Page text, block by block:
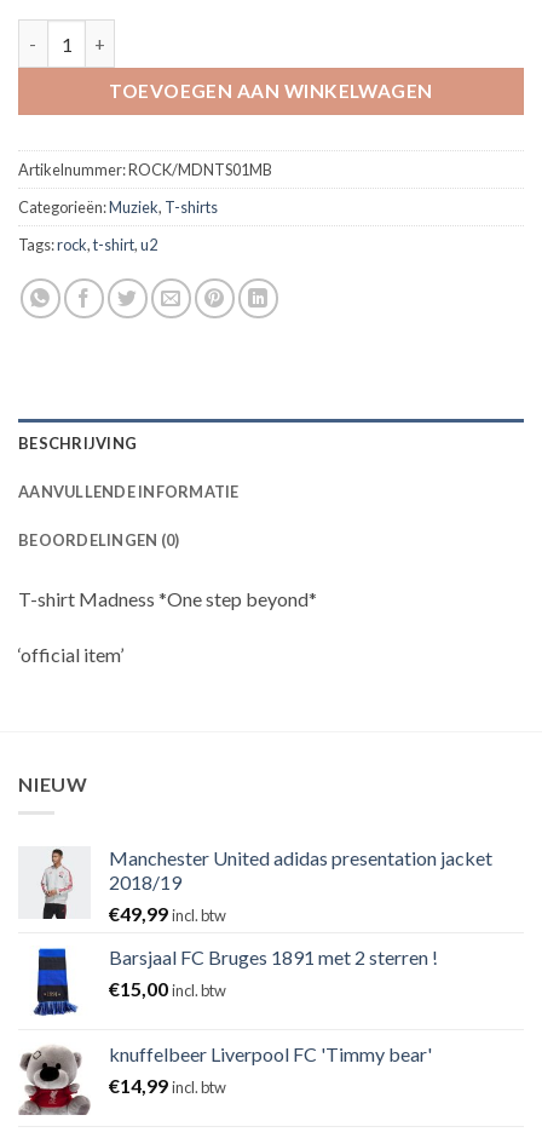
TOEVOEGEN AAN WINKELWAGEN
Artikelnummer:ROCK/MDNTS01MB
Categorieën:Muziek, T-shirts
Tags:rock,t-shirt,u2
BESCHRIJVING
AANVULLENDE INFORMATIE
BEOORDELINGEN (0)
T-shirt Madness *One step beyond*
‘official item’
NIEUW
Manchester United adidas presentation jacket
2018/19
€49,99incl. btw
Barsjaal FC Bruges 1891 met 2 sterren !
€15,00incl. btw
knuffelbeer Liverpool FC 'Timmy bear'
€14,99incl. btw